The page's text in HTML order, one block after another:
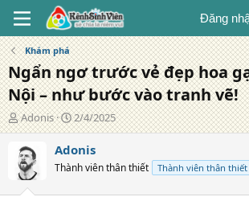
Đăng
Khám phá
Ngẩn ngơ trước vẻ đẹp hoa
Nội – như bước vào tranh vẽ!
T
á
c
g
i
ả
Adonis
N
g
à
y
đ
2/4/2025
Adonis
Thành viên thân thiết Thành viên thân thiết